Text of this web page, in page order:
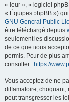
« leur », « logiciel
« Équipes phpBB »)
GNU General Public
être téléchargé depuis
seulement les
de ce que nous
permis. Pour de plus
consulter : https://
Vous acceptez de ne
diffamatoire, choquant,
peut transgresser les